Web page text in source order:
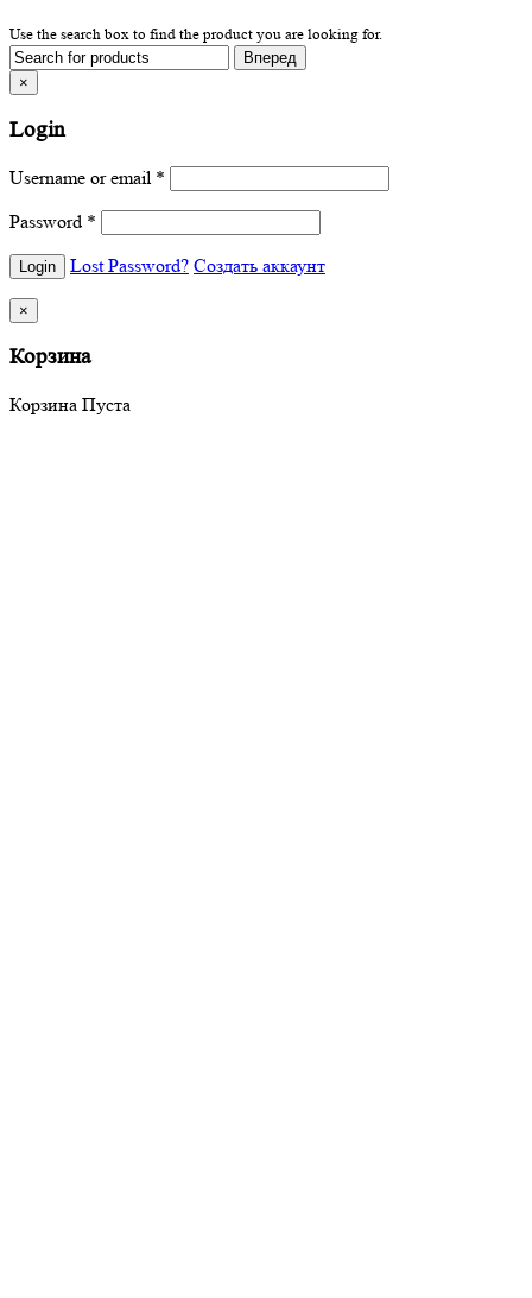
Use the search box to find the product you are looking for.
×
Login
Username or email *
Password *
Lost Password? Создать аккаунт
×
Корзина
Корзина Пуста